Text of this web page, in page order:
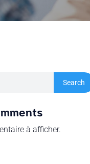
Search
à afficher.